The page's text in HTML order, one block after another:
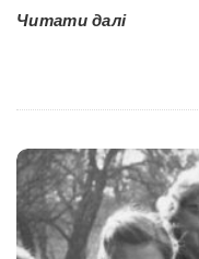
Читати далі